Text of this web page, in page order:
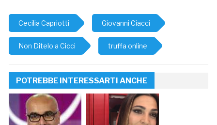
Cecilia Capriotti Giovanni Ciacci
Non Ditelo a Cicci truffa online
POTREBBE INTERESSARTI ANCHE